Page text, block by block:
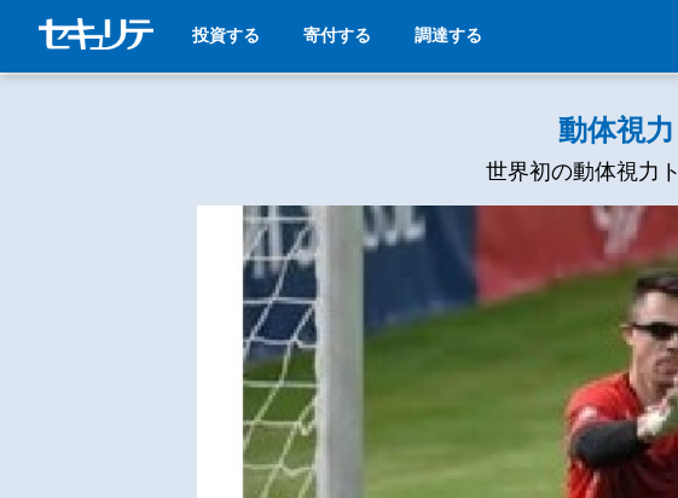
投資する 寄付する 調達する
動体視
世界初の動体視力